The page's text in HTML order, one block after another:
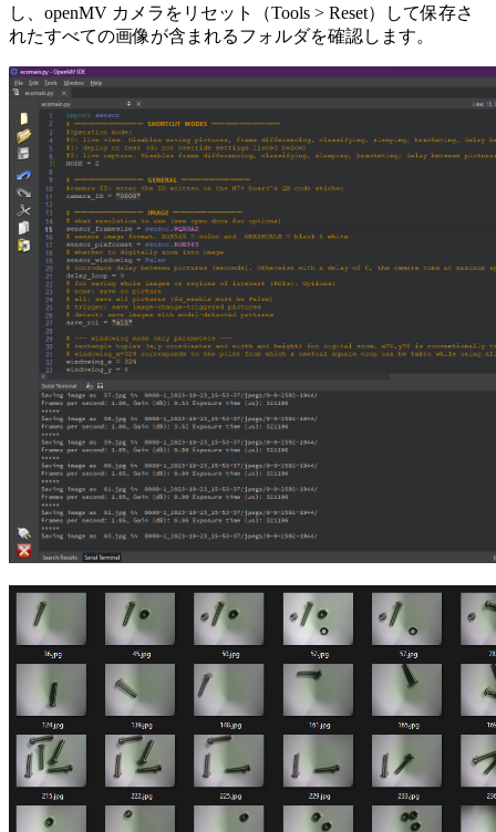
し、openMV カメラをリセット（Tools > Reset）して保存さ
れたすべての画像が含まれるフォルダを確認します。